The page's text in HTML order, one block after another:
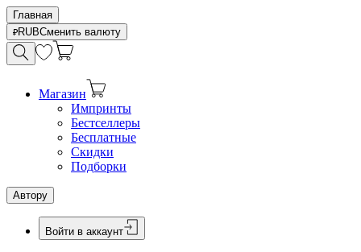
Главная
RUBСменить валюту
Магазин
Импринты
Бестселлеры
Бесплатные
Скидки
Подборки
Автору
Войти в аккаунт